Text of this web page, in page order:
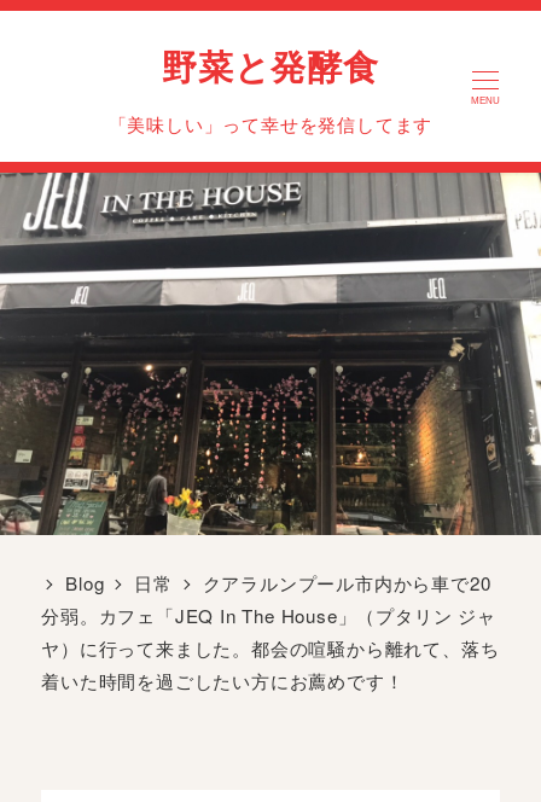
野菜と発酵食
「美味しい」って幸せを発信してます
MENU
Blog 日常
クアラルンプール市内から車で20
分弱。カフェ「JEQ In The House」（プタリン ジャ
ヤ）に行って来ました。都会の喧騒から離れて、落ち
着いた時間を過ごしたい方にお薦めです！